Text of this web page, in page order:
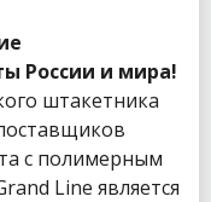
России и мира!
штакетника
с полимерным
Line является